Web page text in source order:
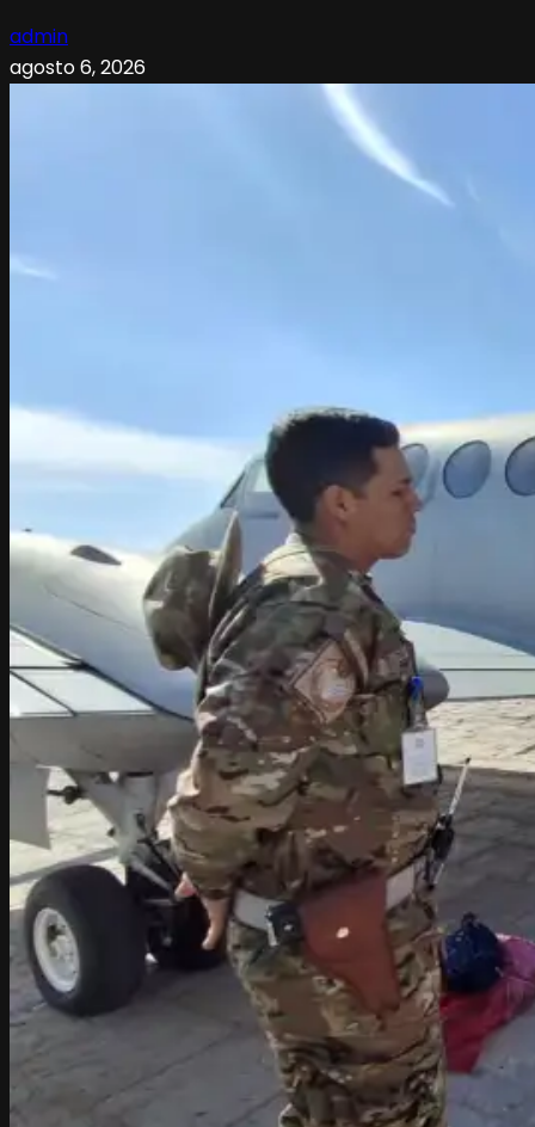
admin
agosto 6, 2026